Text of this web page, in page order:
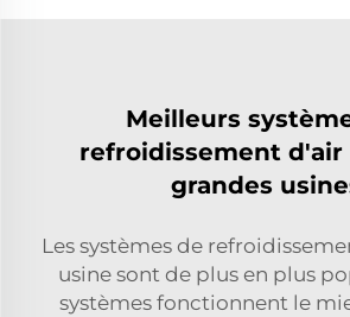
Meilleurs
refroidissement d'air
grandes
Les systèmes de
usine sont de plus en plus
systèmes fonctionnent le